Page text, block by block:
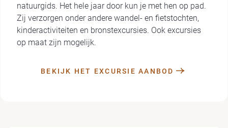
natuurgids. Het hele jaar door kun je met hen op pad.
Zij verzorgen onder andere wandel- en fietstochten,
kinderactiviteiten en bronstexcursies. Ook excursies
op maat zijn mogelijk.
BEKIJK HET EXCURSIE AANBOD